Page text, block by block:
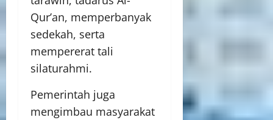
Qur’an, memperbanyak
sedekah, serta
mempererat tali
silaturahmi.
Pemerintah juga
mengimbau masyarakat